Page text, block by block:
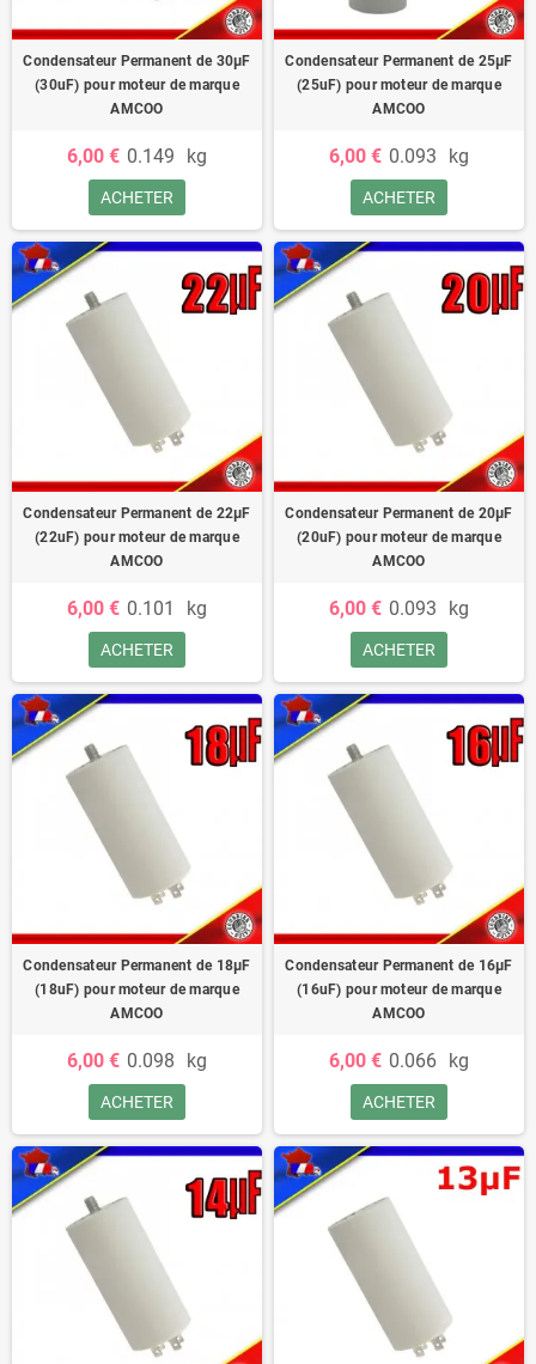
Condensateur Permanent de 30μF
(30uF) pour moteur de marque
AMCOO
6,00 € 0.149 kg
ACHETER
Condensateur Permanent de 25μF
(25uF) pour moteur de marque
AMCOO
6,00 € 0.093 kg
ACHETER
Condensateur Permanent de 22μF
(22uF) pour moteur de marque
AMCOO
6,00 € 0.101 kg
ACHETER
Condensateur Permanent de 20μF
(20uF) pour moteur de marque
AMCOO
6,00 € 0.093 kg
ACHETER
Condensateur Permanent de 18μF
(18uF) pour moteur de marque
AMCOO
6,00 € 0.098 kg
ACHETER
Condensateur Permanent de 16μF
(16uF) pour moteur de marque
AMCOO
6,00 € 0.066 kg
ACHETER